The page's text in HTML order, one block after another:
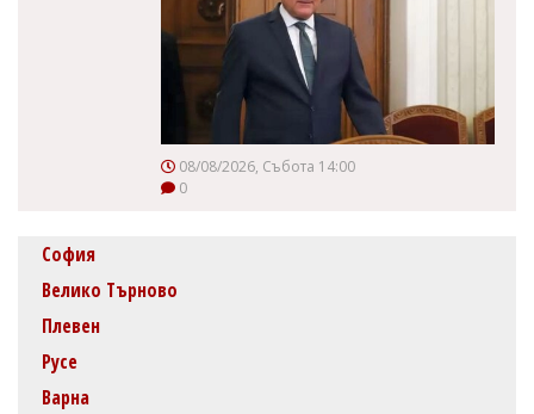
08/08/2026, Събота 14:00
0
София
Велико Търново
Плевен
Русе
Варна